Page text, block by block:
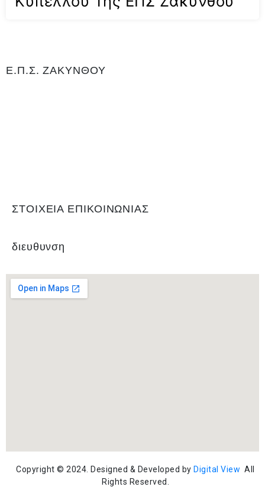
Ε.Π.Σ. ΖΑΚΥΝΘΟΥ
ΣΤΟΙΧΕΙΑ ΕΠΙΚΟΙΝΩΝΙΑΣ
διευθυνση
Copyright © 2024. Designed & Developed by Digital View All
Rights Reserved.